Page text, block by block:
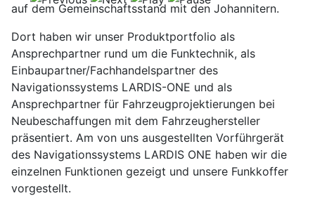
auf dem Gemeinschaftsstand mit den Johannitern.
Dort haben wir unser Produktportfolio als
Ansprechpartner rund um die Funktechnik, als
Einbaupartner/Fachhandelspartner des
Navigationssystems LARDIS-ONE und als
Ansprechpartner für Fahrzeugprojektierungen bei
Neubeschaffungen mit dem Fahrzeughersteller
präsentiert. Am von uns ausgestellten Vorführgerät
des Navigationssystems LARDIS ONE haben wir die
einzelnen Funktionen gezeigt und unsere Funkkoffer
vorgestellt.